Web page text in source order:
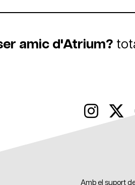
amic d'Atrium?
Link
Amb el suport